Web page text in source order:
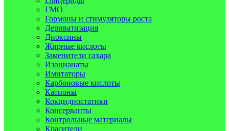
ГМО
Гормоны и стимуляторы роста
Дериватизация
Диоксины
Жирные кислоты
Заменители сахара
Изоцианаты
Имитаторы
Карбоновые кислоты
Катионы
Кокцидиостатики
Консерванты
Контрольные материалы
Красители